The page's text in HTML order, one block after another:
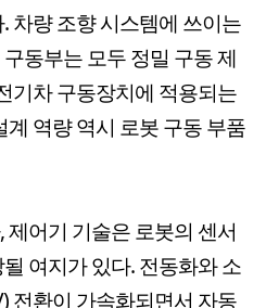
차량 조향 시스템에 쓰이는
동부는 모두 정밀 구동 제
기차 구동장치에 적용되는
역량 역시 로봇 구동 부품
어기 기술은 로봇의 센서
여지가 있다. 전동화와 소
전환이 가속화되면서 자동